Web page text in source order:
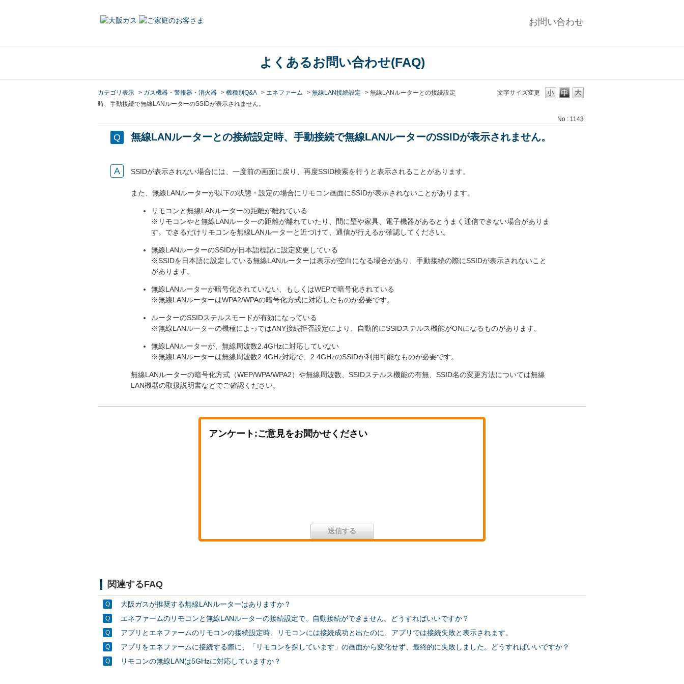
お問い合わせ
よくあるお問い合わせ(FAQ)
文字サイズ変更
カテゴリ表示 > ガス機器・警報器・消火器 > 機種別Q&A > エネファーム > 無線LAN接続設定 > 無線LANルーターとの接続設定
時、手動接続で無線LANルーターのSSIDが表示されません。
No : 1143
無線LANルーターとの接続設定時、手動接続で無線LANルーターのSSIDが表示されません。
SSIDが表示されない場合には、一度前の画面に戻り、再度SSID検索を行うと表示されることがあります。
また、 無線LANルーターが以下の状態・設定の場合にリモコン画面にSSIDが表示されないことがあります。
リモコンと無線LANルーターの距離が離れている
※リモコンやと無線LANルーターの距離が離れていたり、間に壁や家具、電子機器があるとうまく通信できない場合がありま
す。できるだけリモコンを無線LANルーターと近づけて、通信が行えるか確認してください。
無線LANルーターのSSIDが日本語標記に設定変更している
※SSIDを日本語に設定している無線LANルーターは表示が空白になる場合があり、手動接続の際にSSIDが表示されないこと
があります。
無線LANルーターが暗号化されていない、もしくはWEPで暗号化されている
※無線LANルーターはWPA2/WPAの暗号化方式に対応したものが必要です。
ルーターのSSIDステルスモードが有効になっている
※無線LANルーターの機種によってはANY接続拒否設定により、自動的にSSIDステルス機能がONになるものがあります。
無線LANルーターが、無線周波数2.4GHzに対応していない
※無線LANルーターは無線周波数2.4GHz対応で、2.4GHzのSSIDが利用可能なものが必要です。
無線LANルーターの暗号化方式（WEP/WPA/WPA2）や無線周波数、SSIDステルス機能の有無、SSID名の変更方法については無線
LAN機器の取扱説明書などでご確認ください。
アンケート:ご意見をお聞かせください
関連するFAQ
大阪ガスが推奨する無線LANルーターはありますか？
エネファームのリモコンと無線LANルーターの接続設定で、自動接続ができません。どうすればいいですか？
アプリとエネファームのリモコンの接続設定時、リモコンには接続成功と出たのに、アプリでは接続失敗と表示されます。
アプリをエネファームに接続する際に、「リモコンを探しています」の画面から変化せず、最終的に失敗しました。どうすればいいですか？
リモコンの無線LANは5GHzに対応していますか？